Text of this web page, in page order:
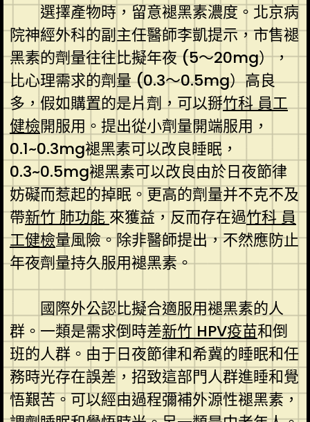
選擇產物時，留意褪黑素濃度。北京病
院神經外科的副主任醫師李凱提示，市售褪
黑素的劑量往往比擬年夜 (5～20mg），
比心理需求的劑量 (0.3～0.5mg）高良
多，假如購置的是片劑，可以掰竹科 員工
健檢開服用。提出從小劑量開端服用，
0.1~0.3mg褪黑素可以改良睡眠，
0.3~0.5mg褪黑素可以改良由於日夜節律
妨礙而惹起的掉眠。更高的劑量并不克不及
帶新竹 肺功能來獲益，反而存在過竹科 員
工健檢量風險。除非醫師提出，不然應防止
年夜劑量持久服用褪黑素。
國際外公認比擬合適服用褪黑素的人
群。一類是需求倒時差新竹 HPV疫苗和倒
班的人群。由于日夜節律和希冀的睡眠和任
務時光存在誤差，招致這部門人群進睡和覺
悟艱苦。可以經由過程彌補外源性褪黑素，